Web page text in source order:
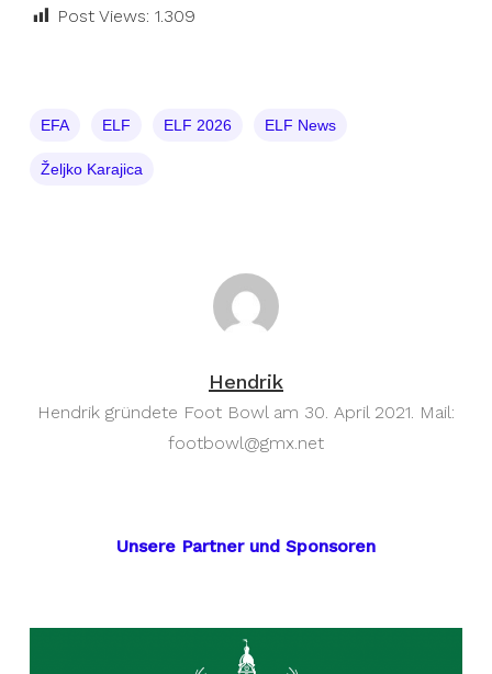
Post Views: 1.309
EFA ELF ELF 2026 ELF News
Željko Karajica
Hendrik
Hendrik gründete Foot Bowl am 30. April 2021. Mail:
footbowl@gmx.net
Unsere Partner und Sponsoren